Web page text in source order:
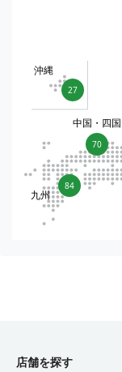
70
中国・四国
84
九州
27
沖縄
店舗を探す